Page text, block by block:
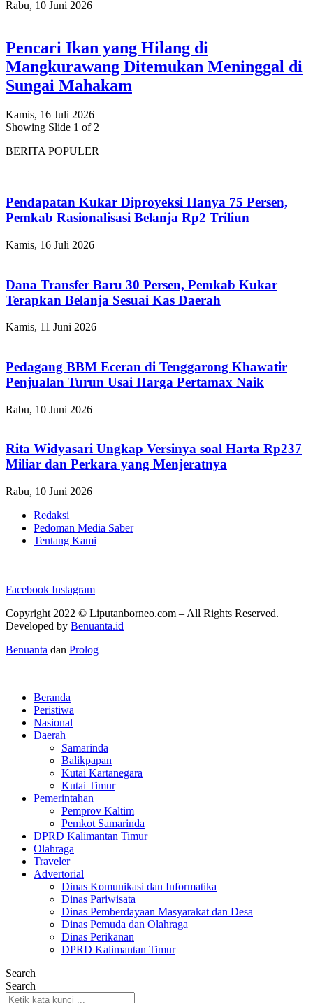
Rabu, 10 Juni 2026
Pencari Ikan yang Hilang di
Mangkurawang Ditemukan Meninggal di
Sungai Mahakam
Kamis, 16 Juli 2026
Showing Slide 1 of 2
BERITA POPULER
Pendapatan Kukar Diproyeksi Hanya 75 Persen,
Pemkab Rasionalisasi Belanja Rp2 Triliun
Kamis, 16 Juli 2026
Dana Transfer Baru 30 Persen, Pemkab Kukar
Terapkan Belanja Sesuai Kas Daerah
Kamis, 11 Juni 2026
Pedagang BBM Eceran di Tenggarong Khawatir
Penjualan Turun Usai Harga Pertamax Naik
Rabu, 10 Juni 2026
Rita Widyasari Ungkap Versinya soal Harta Rp237
Miliar dan Perkara yang Menjeratnya
Rabu, 10 Juni 2026
Redaksi
Pedoman Media Saber
Tentang Kami
Facebook Instagram
Copyright 2022 © Liputanborneo.com – All Rights Reserved.
Developed by Benuanta.id
Benuanta dan Prolog
Beranda
Peristiwa
Nasional
Daerah
Samarinda
Balikpapan
Kutai Kartanegara
Kutai Timur
Pemerintahan
Pemprov Kaltim
Pemkot Samarinda
DPRD Kalimantan Timur
Olahraga
Traveler
Advertorial
Dinas Komunikasi dan Informatika
Dinas Pariwisata
Dinas Pemberdayaan Masyarakat dan Desa
Dinas Pemuda dan Olahraga
Dinas Perikanan
DPRD Kalimantan Timur
Search
Search